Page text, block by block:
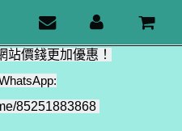
站價錢更加優惠！
85251883868